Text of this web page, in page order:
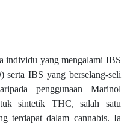
individu yang mengalami IBS
IBS yang berselang-seli
penggunaan Marinol
sintetik THC, salah satu
terdapat dalam cannabis. Ia